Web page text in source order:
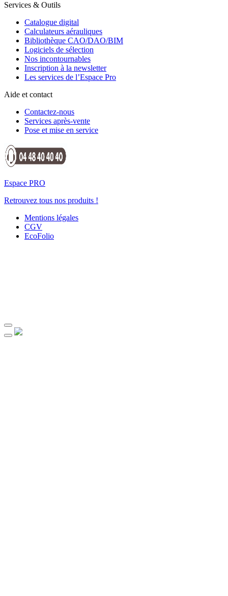
Services & Outils
Catalogue digital
Calculateurs aérauliques
Bibliothèque CAO/DAO/BIM
Logiciels de sélection
Nos incontournables
Inscription à la newsletter
Les services de l’Espace Pro
Aide et contact
Contactez-nous
Services après-vente
Pose et mise en service
Espace PRO
Retrouvez tous nos produits !
Mentions légales
CGV
EcoFolio